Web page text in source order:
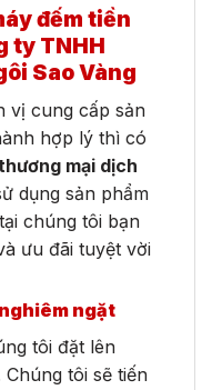
đếm tiền
ty TNHH
Sao Vàng
vị cung cấp sản
hợp lý thì có
mại dịch
dụng sản phẩm
chúng tôi bạn
ưu đãi tuyệt vời
ngặt
tôi đặt lên
tôi sẽ tiến